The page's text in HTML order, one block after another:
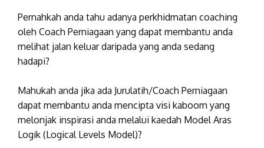
Pernahkah anda tahu adanya perkhidmatan coaching
oleh Coach Perniagaan yang dapat membantu anda
melihat jalan keluar daripada yang anda sedang
hadapi?
Mahukah anda jika ada Jurulatih/Coach Perniagaan
dapat membantu anda mencipta visi kaboom yang
melonjak inspirasi anda melalui kaedah Model Aras
Logik (Logical Levels Model)?